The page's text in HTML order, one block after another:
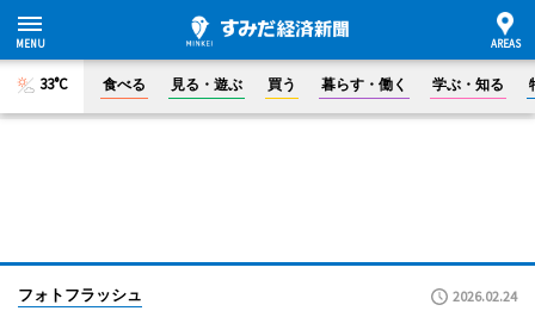
33°C 食べる 見る・遊ぶ 買う 暮らす・働く 学ぶ・知る
フォトフラッシュ 2026.02.24